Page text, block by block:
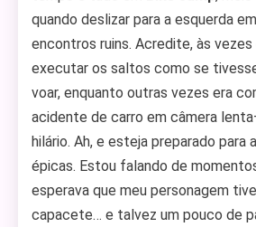
quando deslizar para a esquerda
encontros ruins. Acredite, às
executar os saltos como se
voar, enquanto outras vezes era
acidente de carro em câmera
hilário. Ah, e esteja preparado para
épicas. Estou falando de
esperava que meu personagem
capacete… e talvez um pouco de